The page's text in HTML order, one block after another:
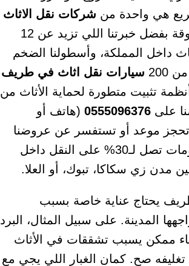
هي واحدة من شركات نقل الاثاث
الموثوقة بفضل خبرتنا اللي تزيد عن 12
داخل المملكة، وأسطولنا الضخم
سيارات نقل اثاث في طريف
تثبيت متطورة لحماية الأثاث من
على 0555096376 (هاتف أو
موعد أو تستفسر عن عروضنا
اللي تشمل خصومات تصل لـ30% على النقل داخل
مدن زي سكاكا، تبوك، أو العلا.
يحتاج عناية خاصة بسبب
المدينة. على سبيل المثال، البرد
ممكن يسبب تشققات في الأثاث
تغليفه صح. كمان الغبار اللي يجي مع